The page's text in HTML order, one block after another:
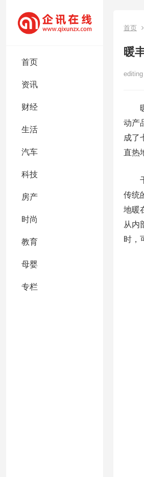
首页
资讯
财经
生活
汽车
科技
房产
时尚
教育
母婴
专栏
首页
暖
editing
暖
动产
成了
直热
干
传统
地暖
从内
时，